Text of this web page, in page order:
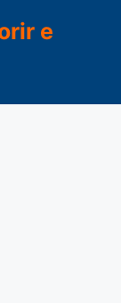
e